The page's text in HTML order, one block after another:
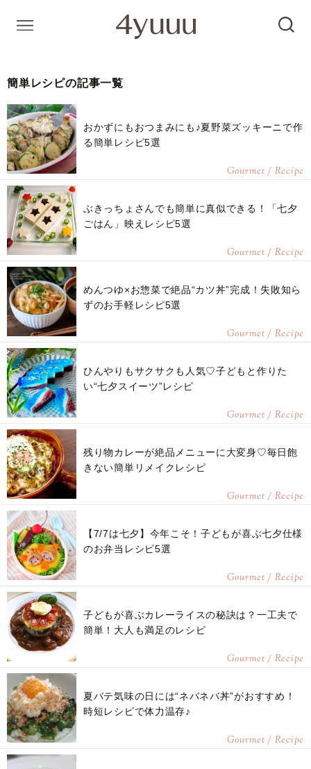
簡単レシピの記事一覧
おかずにもおつまみにも♪夏野菜ズッキーニで作
る簡単レシピ5選
Gourmet / Recipe
ぶきっちょさんでも簡単に真似できる！「七夕
ごはん」映えレシピ5選
Gourmet / Recipe
めんつゆ×お惣菜で絶品“カツ丼”完成！失敗知ら
ずのお手軽レシピ5選
Gourmet / Recipe
ひんやりもサクサクも人気♡子どもと作りた
い“七夕スイーツ”レシピ
Gourmet / Recipe
残り物カレーが絶品メニューに大変身♡毎日飽
きない簡単リメイクレシピ
Gourmet / Recipe
【7/7は七夕】今年こそ！子どもが喜ぶ七夕仕様
のお弁当レシピ5選
Gourmet / Recipe
子どもが喜ぶカレーライスの秘訣は？一工夫で
簡単！大人も満足のレシピ
Gourmet / Recipe
夏バテ気味の日には“ネバネバ丼”がおすすめ！
時短レシピで体力温存♪
Gourmet / Recipe